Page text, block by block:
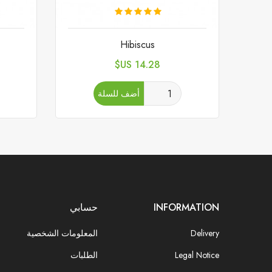
Hibiscus
السعر
14.28 US$
أضف للسلة
INFORMATION
Delivery
Legal Notice
حسابي
المعلومات الشخصية
الطلبات